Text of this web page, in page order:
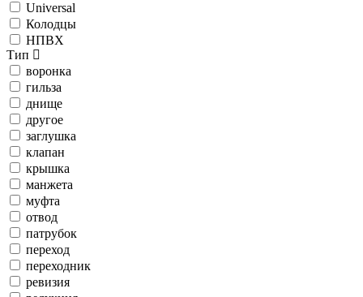
Universal
Колодцы
НПВХ
Тип
воронка
гильза
днище
другое
заглушка
клапан
крышка
манжета
муфта
отвод
патрубок
переход
переходник
ревизия